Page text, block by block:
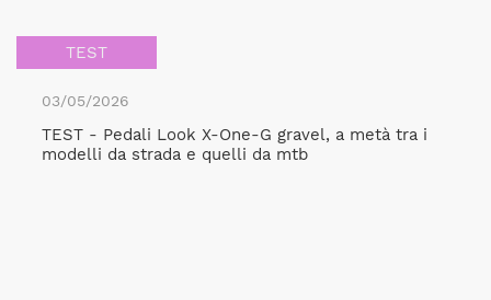
TEST
03/05/2026
TEST - Pedali Look X-One-G gravel, a metà tra i
modelli da strada e quelli da mtb